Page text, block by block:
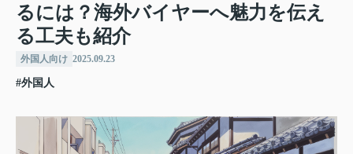
るには？海外バイヤーへ魅力を伝え
る工夫も紹介
外国人向け 2025.09.23
#外国人